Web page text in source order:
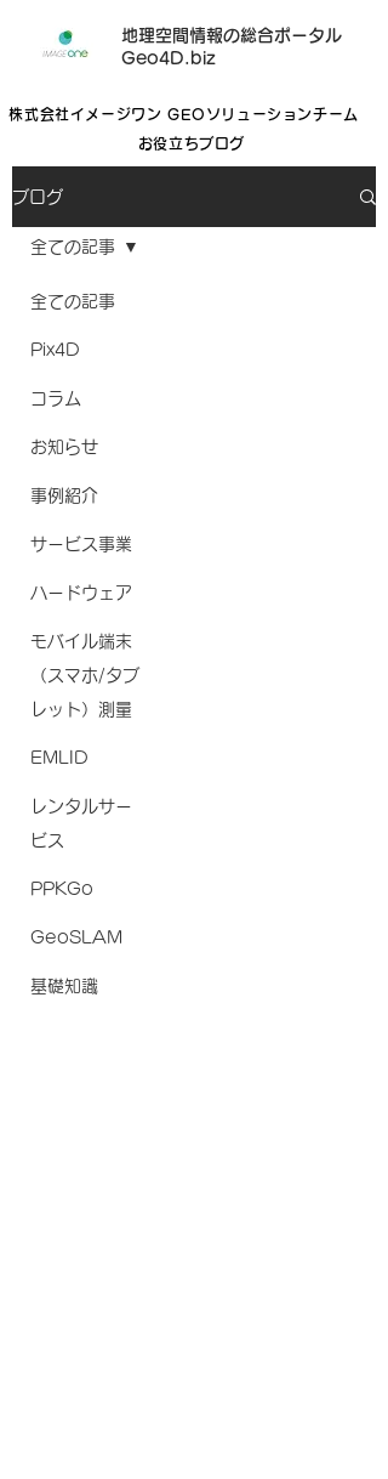
地理空間情報の総合ポータル
Geo4D.biz
株式会社イメージワン GEOソリューションチーム
お役立ちブログ
ブログ
全ての記事
Pix4D
コラム
お知らせ
事例紹介
サービス事業
ハードウェア
モバイル端末
（スマホ/タブ
レット）測量
EMLID
レンタルサー
ビス
PPKGo
GeoSLAM
基礎知識
全ての記事